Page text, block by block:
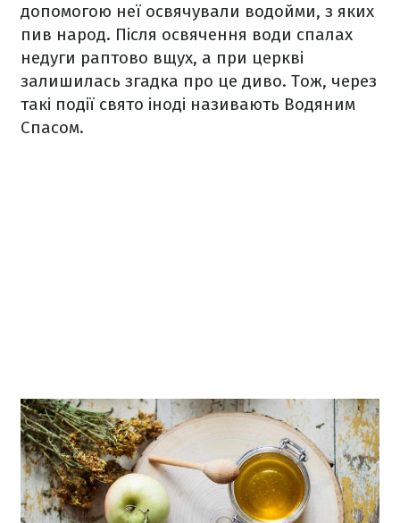
допомогою неї освячували водойми, з яких
пив народ. Після освячення води спалах
недуги раптово вщух, а при церкві
залишилась згадка про це диво. Тож, через
такі події свято іноді називають Водяним
Спасом.